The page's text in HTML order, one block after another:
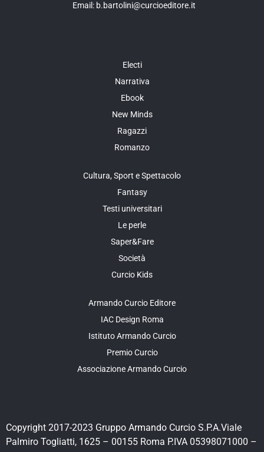
Email: b.bartolini@curcioeditore.it
Electi
Narrativa
Ebook
New Minds
Ragazzi
Romanzo
Cultura, Sport e Spettacolo
Fantasy
Testi universitari
Le perle
Saper&Fare
Società
Curcio Kids
Armando Curcio Editore
IAC Design Roma
Istituto Armando Curcio
Premio Curcio
Associazione Armando Curcio
Copyright 2017-2023 Gruppo Armando Curcio S.P.A.Viale
Palmiro Togliatti, 1625 – 00155 Roma P.IVA 05398071000 –